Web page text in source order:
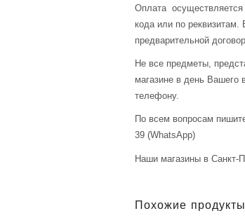
Оплата осуществляется
кода или по
предварительной
Не все предметы,
магазине в день Вашего
телефону.
По всем вопросам
39 (WhatsApp)
Наши магазины в Санкт-
Похожие продукты